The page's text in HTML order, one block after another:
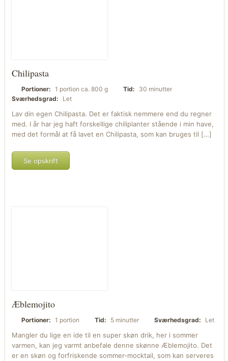
Chilipasta
Portioner: 1 portion ca. 800 g Tid:
30 minutter
Sværhedsgrad:
Let
Lav din egen Chilipasta. Det er faktisk nemmere end du regner
med. I år har jeg haft forskellige chiliplanter stående i min have,
med det formål at få lavet en Chilipasta, som kan bruges til […]
Se opskrift
Æblemojito
Portioner: 1 portion Tid: 5 minutter Sværhedsgrad: Let
Mangler du lige en ide til en super skøn drik, her i sommer
varmen, kan jeg varmt anbefale denne skønne Æblemojito. Det
er en skøn og forfriskende sommer-mocktail, som kan serveres